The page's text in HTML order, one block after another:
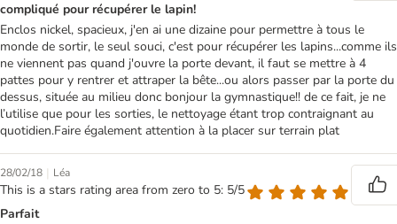
compliqué pour récupérer le lapin!
Enclos nickel, spacieux, j'en ai une dizaine pour permettre à tous le
monde de sortir, le seul souci, c'est pour récupérer les lapins...comme ils
ne viennent pas quand j'ouvre la porte devant, il faut se mettre à 4
pattes pour y rentrer et attraper la bête...ou alors passer par la porte du
dessus, située au milieu donc bonjour la gymnastique!! de ce fait, je ne
l’utilise que pour les sorties, le nettoyage étant trop contraignant au
quotidien.Faire également attention à la placer sur terrain plat
28/02/18 | Léa
This is a stars rating area from zero to 5: 5/5
Parfait